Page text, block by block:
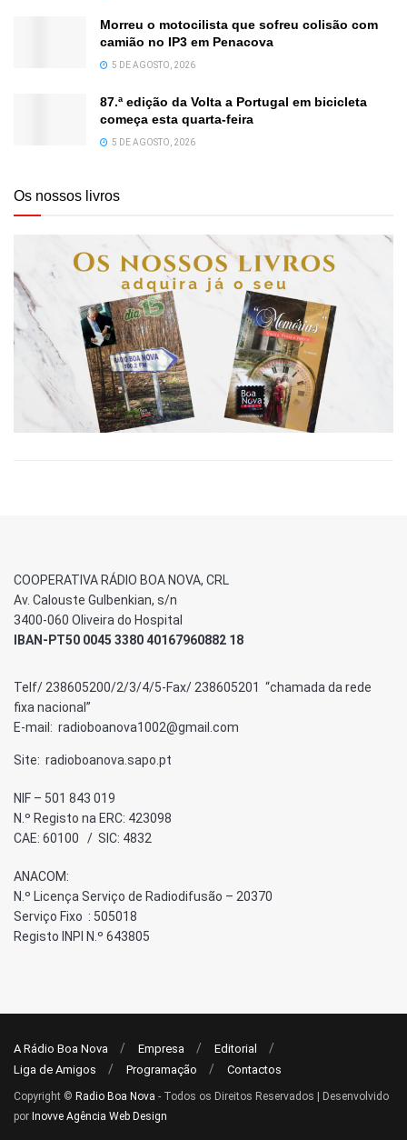
Morreu o motocilista que sofreu colisão com
camião no IP3 em Penacova
5 DE AGOSTO, 2026
87.ª edição da Volta a Portugal em bicicleta
começa esta quarta-feira
5 DE AGOSTO, 2026
Os nossos livros
COOPERATIVA RÁDIO BOA NOVA, CRL
Av. Calouste Gulbenkian, s/n
3400-060 Oliveira do Hospital
IBAN-PT50 0045 3380 40167960882 18
Telf/ 238605200/2/3/4/5-Fax/ 238605201 “chamada da rede
fixa nacional”
E-mail: radioboanova1002@gmail.com
Site: radioboanova.sapo.pt
NIF – 501 843 019
N.º Registo na ERC: 423098
CAE: 60100 / SIC: 4832
ANACOM:
N.º Licença Serviço de Radiodifusão – 20370
Serviço Fixo : 505018
Registo INPI N.º 643805
A Rádio Boa Nova Empresa
Editorial
Liga de Amigos
Programação Contactos
Copyright © Radio Boa Nova - Todos os Direitos Reservados | Desenvolvido
por Inovve Agência Web Design